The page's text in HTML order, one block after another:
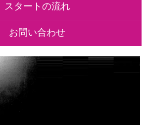
スタートの流れ
お問い合わせ